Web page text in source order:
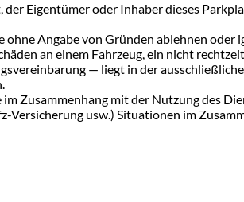
Eigentümer oder Inhaber dieses
Angabe von Gründen ablehnen oder
an einem Fahrzeug, ein nicht
— liegt in der
Zusammenhang mit der Nutzung des
usw.) Situationen im